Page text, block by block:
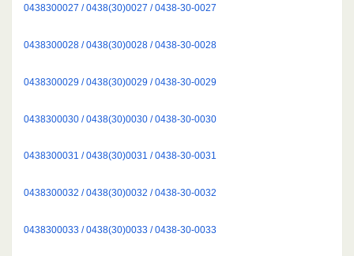
0438300027 / 0438(30)0027 / 0438-30-0027
0438300028 / 0438(30)0028 / 0438-30-0028
0438300029 / 0438(30)0029 / 0438-30-0029
0438300030 / 0438(30)0030 / 0438-30-0030
0438300031 / 0438(30)0031 / 0438-30-0031
0438300032 / 0438(30)0032 / 0438-30-0032
0438300033 / 0438(30)0033 / 0438-30-0033